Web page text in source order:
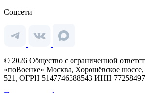
Соцсети
© 2026 Общество с ограниченной
«поВоенке» Москва, Хорошёвское
521, ОГРН 5147746388543 ИНН